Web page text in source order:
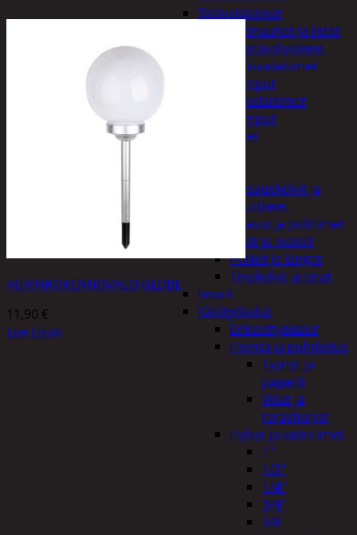
Sisävalaisimet
Lednauhat ja listat
Pöytävalaisimet
Yleisvalaisimet
Taskulamput
Työmaavalaisimet
Taskulamput
Tarvikkeet
Hitsauskolvit ja
suuttimet
Kaasut ja polttimet
Lasit ja maskit
Puikot ja langat
Tinakolvit ja tinat
Imurit
Käsityökalut
Erikoistyökalut
Hionta ja puhdistus
Tyynyt ja
paperit
Viilat ja
teräsharjat
Hylsyt ja vääntimet
1"
1/2"
1/4"
3/4"
3/8
AURINKOKENNOVALO GLOBE
11,90 €
Lue Lisää